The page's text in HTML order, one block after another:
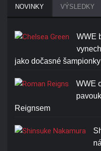
NOVINKY VÝSLEDKY
WWE
jako dočasné
WWE
Reignsem